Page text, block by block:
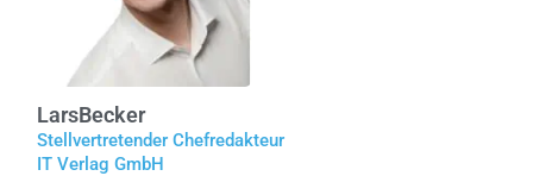
LarsBecker
Stellvertretender Chefredakteur
IT Verlag GmbH